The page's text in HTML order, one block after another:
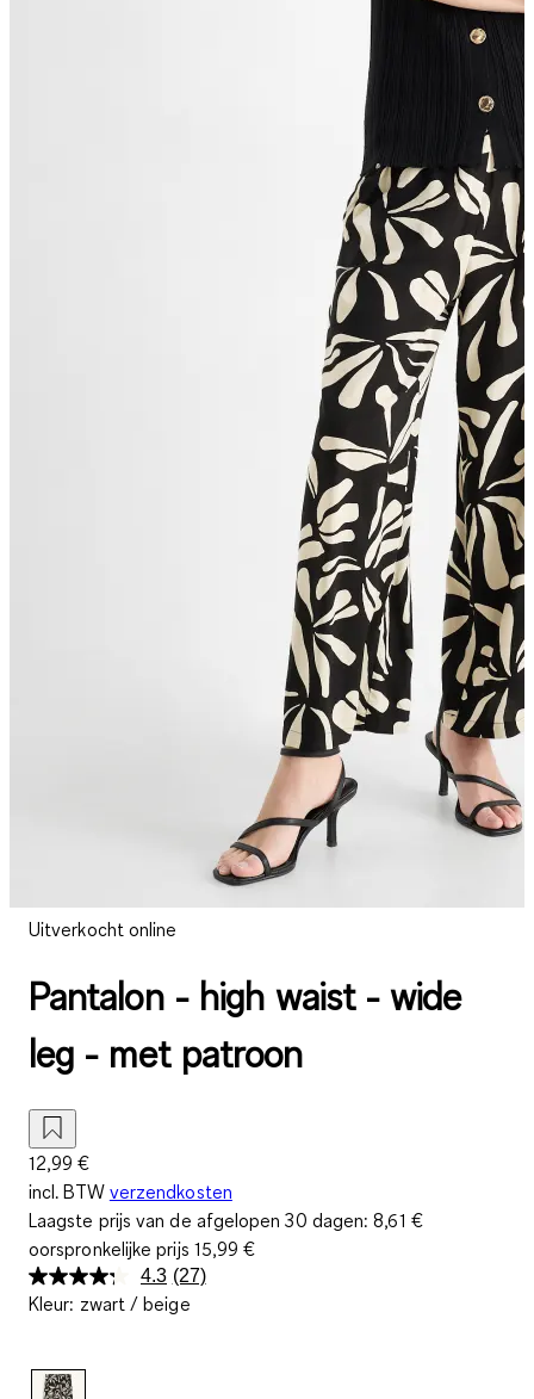
Uitverkocht online
Pantalon - high waist - wide
leg - met patroon
12,99 €
incl. BTW verzendkosten
Laagste prijs van de afgelopen 30 dagen:8,61 €
oorspronkelijke prijs 15,99 €
4.3 Lees
27
(27)
Kleur: zwart / beige